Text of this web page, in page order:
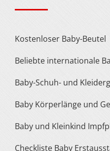
Kostenloser Baby-Beutel
Beliebte internationale
Baby-Schuh- und
Baby Körperlänge und
Baby und Kleinkind
Checkliste Baby